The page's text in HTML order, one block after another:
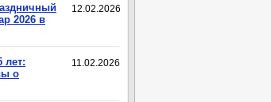
12.02.2026
2026 в
11.02.2026
лет:
о